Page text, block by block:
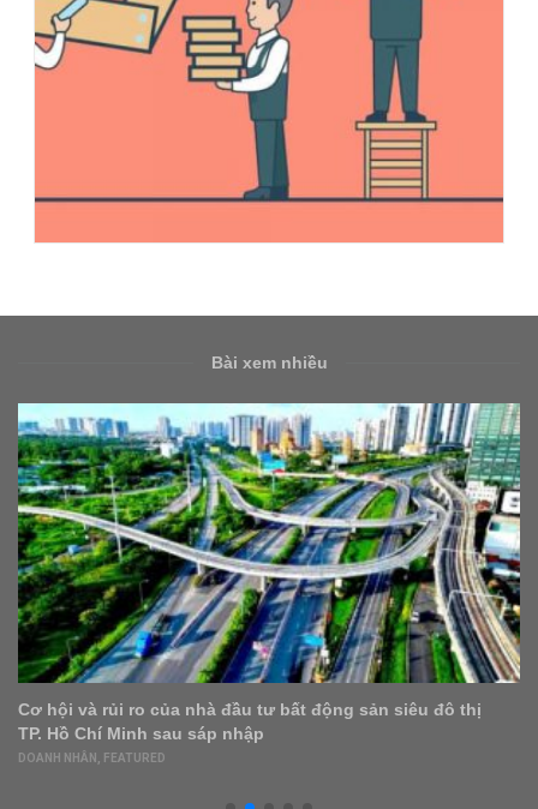
Bài xem nhiều
rủi ro của nhà đầu tư bất động sản siêu đô thị
Minh sau sáp nhập
,FEATURED